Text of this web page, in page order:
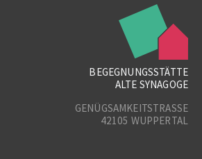
BEGEGNUNGSSTÄTTE
ALTE SYNAGOGE
GENÜGSAMKEITSTRASSE
42105 WUPPERTAL